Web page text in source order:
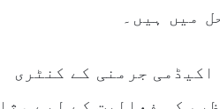
میں ہیں۔
جرمنی کے کنٹری